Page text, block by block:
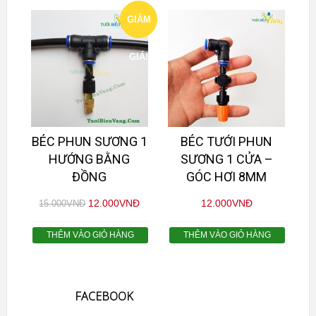
GIẢM
GIÁ!
BÉC PHUN SƯƠNG 1
HƯỚNG BẰNG
ĐỒNG
15.000VNĐ 12.000VNĐ
THÊM VÀO GIỎ HÀNG
BÉC TƯỚI PHUN
SƯƠNG 1 CỬA –
GÓC HƠI 8MM
12.000VNĐ
THÊM VÀO GIỎ HÀNG
FACEBOOK